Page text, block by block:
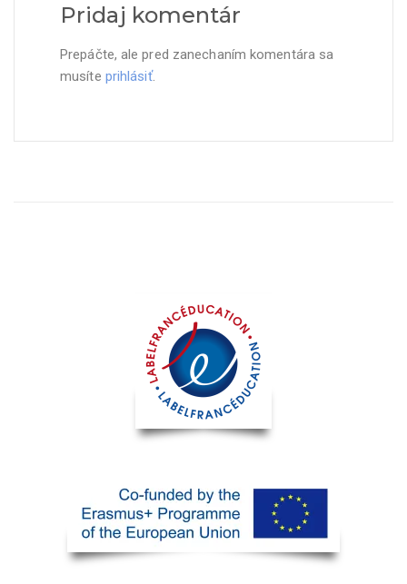
Pridaj komentár
Prepáčte, ale pred zanechaním komentára sa
musíte prihlásiť.